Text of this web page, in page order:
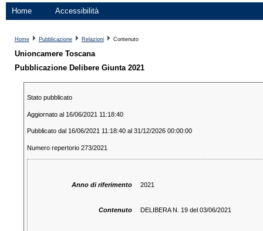
Home Accessibilità
Home Pubblicazione Relazioni Contenuto
Unioncamere Toscana
Pubblicazione Delibere Giunta 2021
Stato pubblicato
Aggiornato al 16/06/2021 11:18:40
Pubblicato dal 16/06/2021 11:18:40 al 31/12/2026 00:00:00
Numero repertorio 273/2021
Anno di riferimento 2021
Contenuto DELIBERA N. 19 del 03/06/2021